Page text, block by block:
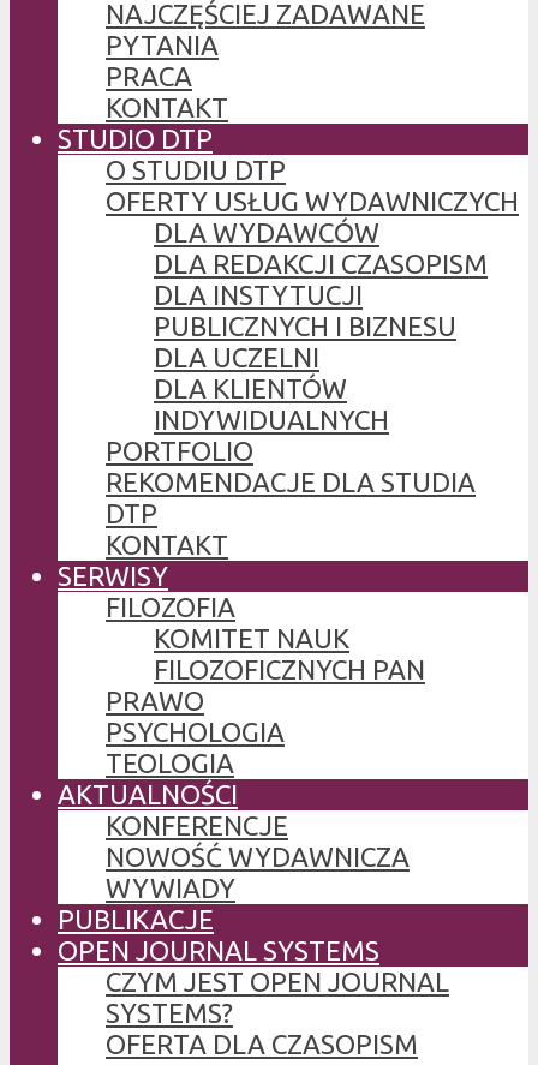
NAJCZĘŚCIEJ ZADAWANE
PYTANIA
PRACA
KONTAKT
STUDIO DTP
O STUDIU DTP
OFERTY USŁUG WYDAWNICZYCH
DLA WYDAWCÓW
DLA REDAKCJI CZASOPISM
DLA INSTYTUCJI
PUBLICZNYCH I BIZNESU
DLA UCZELNI
DLA KLIENTÓW
INDYWIDUALNYCH
PORTFOLIO
REKOMENDACJE DLA STUDIA
DTP
KONTAKT
SERWISY
FILOZOFIA
KOMITET NAUK
FILOZOFICZNYCH PAN
PRAWO
PSYCHOLOGIA
TEOLOGIA
AKTUALNOŚCI
KONFERENCJE
NOWOŚĆ WYDAWNICZA
WYWIADY
PUBLIKACJE
OPEN JOURNAL SYSTEMS
CZYM JEST OPEN JOURNAL
SYSTEMS?
OFERTA DLA CZASOPISM